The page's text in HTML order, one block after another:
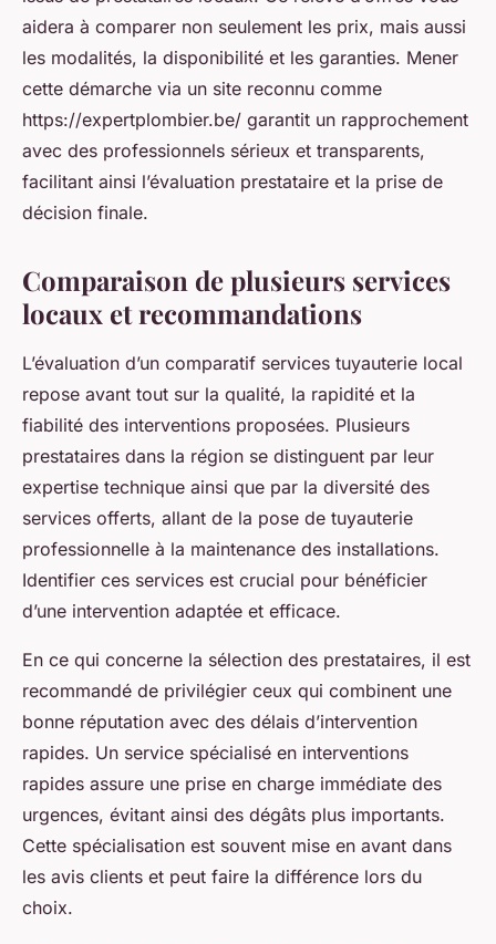
aidera à comparer non seulement les prix, mais aussi
les modalités, la disponibilité et les garanties. Mener
cette démarche via un site reconnu comme
https://expertplombier.be/ garantit un rapprochement
avec des professionnels sérieux et transparents,
facilitant ainsi l’évaluation prestataire et la prise de
décision finale.
Comparaison de plusieurs services
locaux et recommandations
L’évaluation d’un comparatif services tuyauterie local
repose avant tout sur la qualité, la rapidité et la
fiabilité des interventions proposées. Plusieurs
prestataires dans la région se distinguent par leur
expertise technique ainsi que par la diversité des
services offerts, allant de la pose de tuyauterie
professionnelle à la maintenance des installations.
Identifier ces services est crucial pour bénéficier
d’une intervention adaptée et efficace.
En ce qui concerne la sélection des prestataires, il est
recommandé de privilégier ceux qui combinent une
bonne réputation avec des délais d’intervention
rapides. Un service spécialisé en interventions
rapides assure une prise en charge immédiate des
urgences, évitant ainsi des dégâts plus importants.
Cette spécialisation est souvent mise en avant dans
les avis clients et peut faire la différence lors du
choix.